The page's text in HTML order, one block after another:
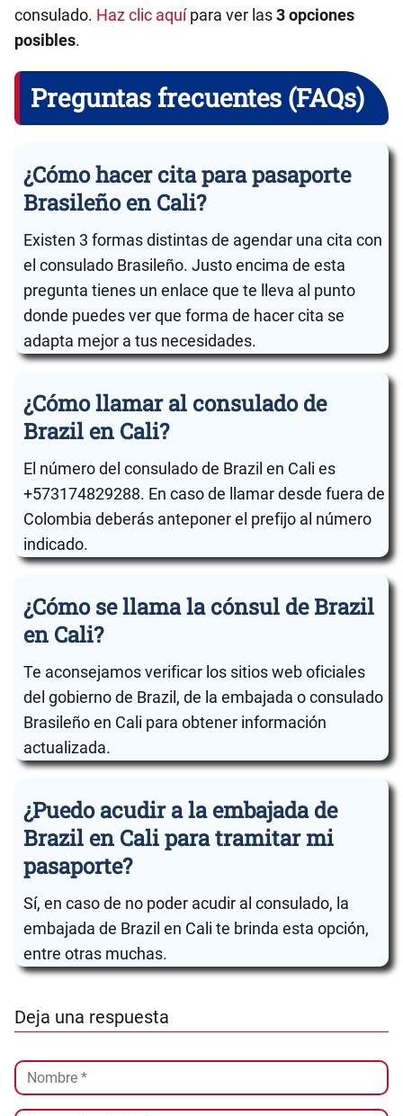
consulado. Haz clic aquípara ver las3 opciones
posibles.
Preguntas frecuentes (FAQs)
¿Cómo hacer cita para pasaporte
Brasileño en Cali?
Existen 3 formas distintas de agendar una cita con
el consulado Brasileño. Justo encima de esta
pregunta tienes un enlace que te lleva al punto
donde puedes ver que forma de hacer cita se
adapta mejor a tus necesidades.
¿Cómo llamar al consulado de
Brazil en Cali?
El número del consulado de Brazil en Cali es
+573174829288. En caso de llamar desde fuera de
Colombia deberás anteponer el prefijo al número
indicado.
¿Cómo se llama la cónsul de Brazil
en Cali?
Te aconsejamos verificar los sitios web oficiales
del gobierno de Brazil, de la embajada o consulado
Brasileño en Cali para obtener información
actualizada.
¿Puedo acudir a la embajada de
Brazil en Cali para tramitar mi
pasaporte?
Sí, en caso de no poder acudir al consulado, la
embajada de Brazil en Cali te brinda esta opción,
entre otras muchas.
Deja una respuesta